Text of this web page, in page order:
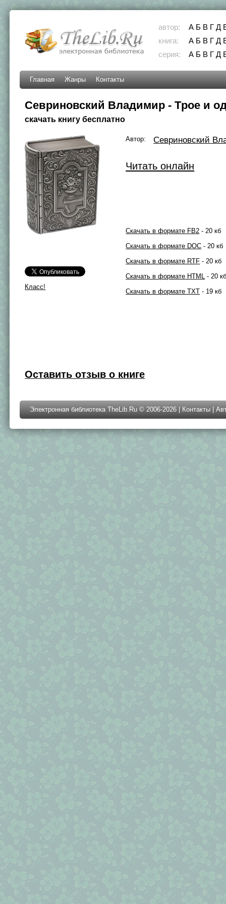
автор: А Б В Г Д
книга:
А Б В Г Д
серия:
А Б В Г Д
Главная Жанры Контакты
Севриновский Владимир - Тpое и
скачать книгу бесплатно
Класс!
Автор: Севриновский
Читать онлайн
Скачать в формате FB2 - 20 кб
Скачать в формате DOC - 20 кб
Скачать в формате RTF - 20 кб
Скачать в формате HTML - 20
Скачать в формате TXT - 19 кб
Оставить отзыв о книге
Электронная библиотека TheLib.Ru © 2006-2026 | Контакты |